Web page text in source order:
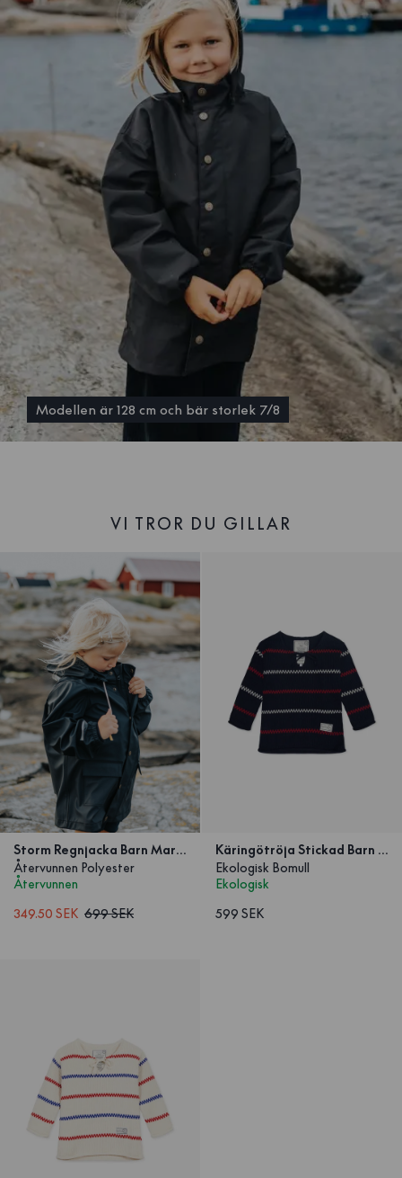
Modellen är 128 cm och bär storlek 7/8
VI TROR DU GILLAR
Storm Regnjacka Barn Marinblå
Återvunnen Polyester
Återvunnen
349.50 SEK 699 SEK
Käringötröja Stickad Barn Marinblå
Ekologisk Bomull
Ekologisk
599 SEK